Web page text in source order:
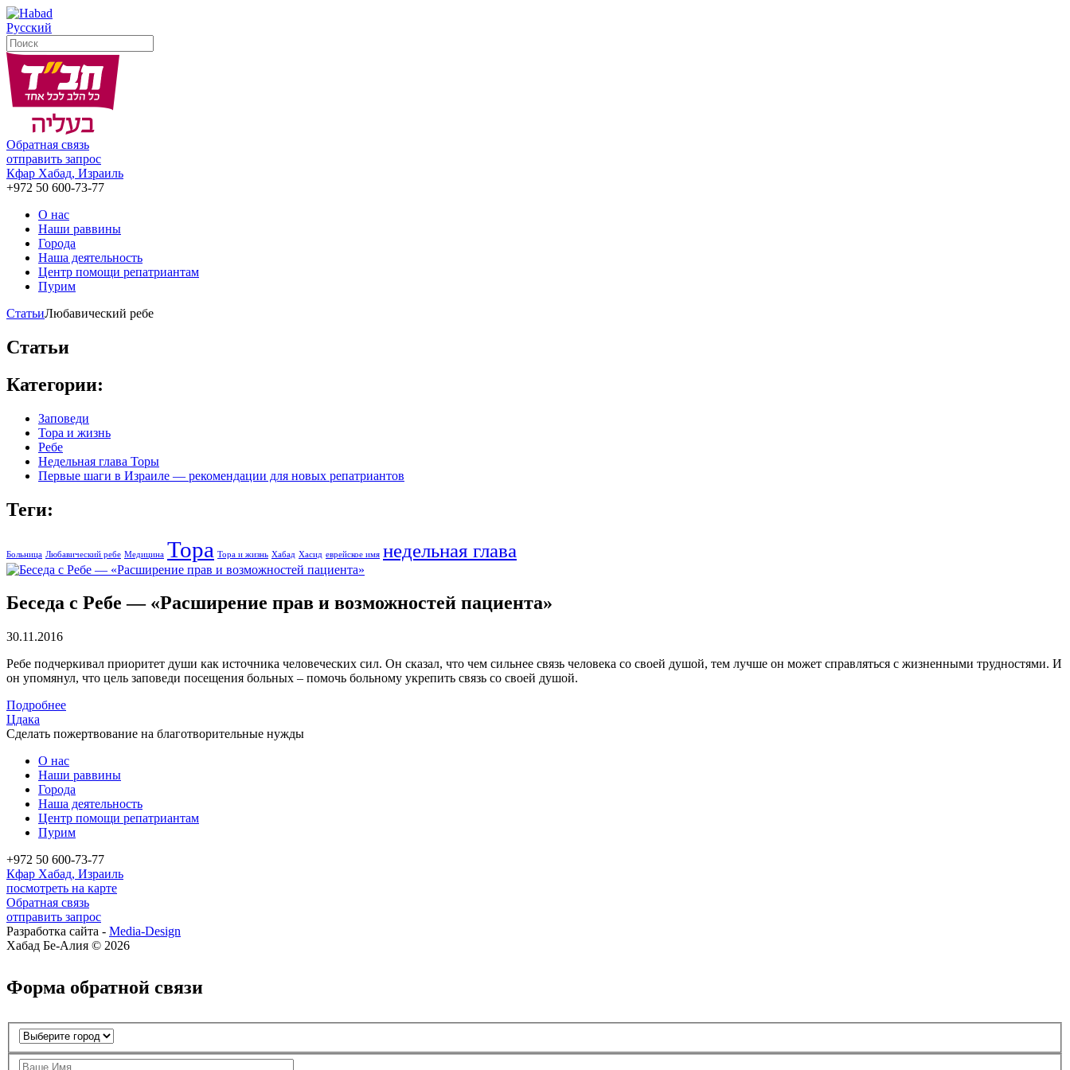
Русский
Обратная связь
отправить запрос
Кфар Хабад, Израиль
+972 50 600-73-77
О нас
Наши раввины
Города
Наша деятельность
Центр помощи репатриантам
Пурим
СтатьиЛюбавический ребе
Статьи
Категории:
Заповеди
Тора и жизнь
Ребе
Недельная глава Торы
Первые шаги в Израиле — рекомендации для новых репатриантов
Теги:
Больница Любавический ребе Медицина Тора Тора и жизнь Хабад Хасид еврейское имя недельная глава
Беседа с Ребе — «Расширение прав и возможностей пациента»
30.11.2016
Ребе подчеркивал приоритет души как источника человеческих сил. Он сказал, что чем сильнее связь человека со своей душой, тем лучше он может справляться с жизненными трудностями. И
он упомянул, что цель заповеди посещения больных – помочь больному укрепить связь со своей душой.
Подробнее
Цдака
Сделать пожертвование на благотворительные нужды
О нас
Наши раввины
Города
Наша деятельность
Центр помощи репатриантам
Пурим
+972 50 600-73-77
Кфар Хабад, Израиль
посмотреть на карте
Обратная связь
отправить запрос
Разработка сайта - Media-Design
Хабад Бе-Алия © 2026
Форма обратной связи